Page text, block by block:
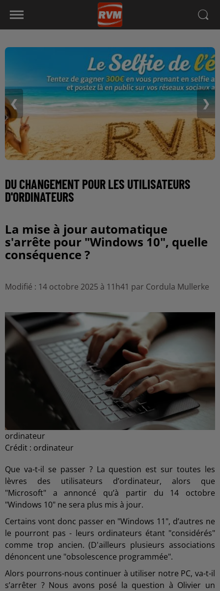
❮ ❯
DU CHANGEMENT POUR LES UTILISATEURS
D'ORDINATEURS
La mise à jour automatique
s'arrête pour "Windows 10", quelle
conséquence ?
Modifié : 14 octobre 2025 à 11h41 par Cordula Mullerke
ordinateur
Crédit : ordinateur
Que va-t-il se passer ? La question est sur toutes les
lèvres des utilisateurs d’ordinateur, alors que
"Microsoft" a annoncé qu’à partir du 14 octobre
"Windows 10" ne sera plus mis à jour.
Certains vont donc passer en "Windows 11", d’autres ne
le pourront pas - leurs ordinateurs étant "considérés"
comme trop ancien. (D'ailleurs plusieurs associations
dénoncent une "obsolescence programmée".
Alors pourrons-nous continuer à utiliser notre PC, va-t-il
s’arrêter ? Nous avons posé la question à Olivier un